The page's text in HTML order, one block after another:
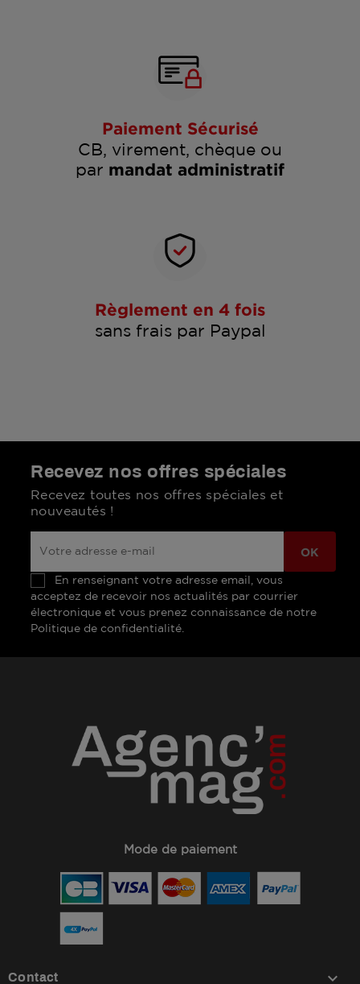
Paiement Sécurisé
CB, virement, chèque ou
par mandat administratif
Règlement en 4 fois
sans frais par Paypal
Recevez nos offres spéciales
Recevez toutes nos offres spéciales et
nouveautés !
En renseignant votre adresse email, vous
acceptez de recevoir nos actualités par courrier
électronique et vous prenez connaissance de notre
Politique de confidentialité.
Mode de paiement
Contact keyboard_arrow_down